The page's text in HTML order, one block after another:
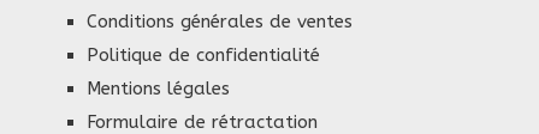
Conditions générales de ventes
Politique de confidentialité
Mentions légales
Formulaire de rétractation